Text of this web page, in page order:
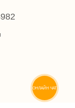
ОНЛАЙН ЧАТ